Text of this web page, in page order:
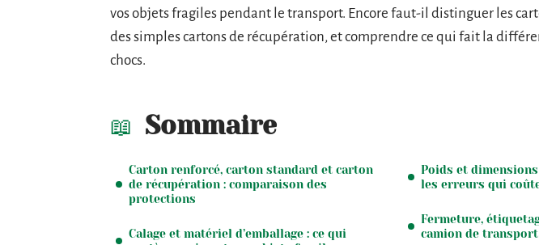
vos objets fragiles pendant le transport. Encore faut-il distinguer les
des simples cartons de récupération, et comprendre ce qui fait la
chocs.
Sommaire
Carton renforcé, carton standard et carton
de récupération : comparaison des
protections
Calage et matériel d’emballage : ce qui
Poids et
les erreurs qui
Fermeture,
camion de transport